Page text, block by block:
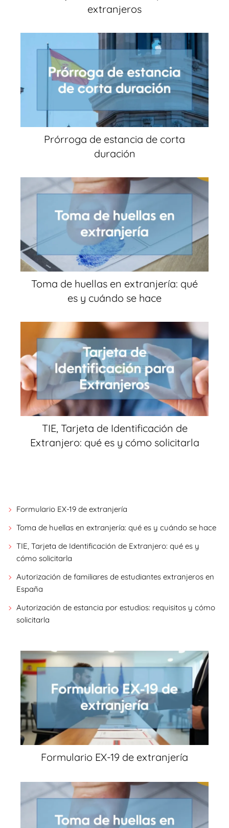
extranjeros
Prórroga de estancia de corta
duración
Toma de huellas en extranjería: qué
es y cuándo se hace
TIE, Tarjeta de Identificación de
Extranjero: qué es y cómo solicitarla
Formulario EX-19 de extranjería
Toma de huellas en extranjería: qué es y cuándo se hace
TIE, Tarjeta de Identificación de Extranjero: qué es y
cómo solicitarla
Autorización de familiares de estudiantes extranjeros en
España
Autorización de estancia por estudios: requisitos y cómo
solicitarla
Formulario EX-19 de extranjería